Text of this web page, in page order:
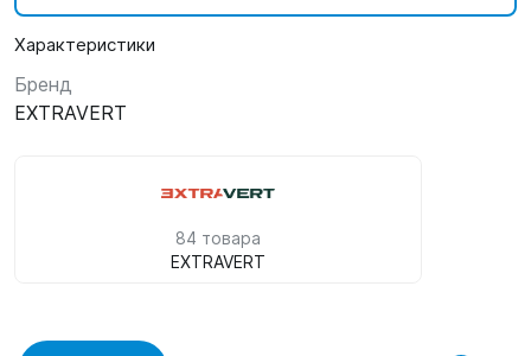
Характеристики
Бренд
EXTRAVERT
84 товара
EXTRAVERT